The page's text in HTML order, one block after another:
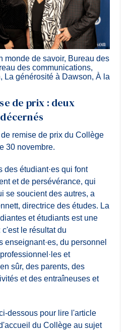
monde de savoir, Bureau des
des communications,
, La générosité à Dawson, À la
de prix : deux
remise de prix du Collège
30 novembre.
des étudiant·es qui font
et de persévérance, qui
se soucient des autres, a
directrice des études. La
et étudiants est une
le résultat du
enseignant·es, du personnel
et
sûr, des parents, des
et des entraîneuses et
dessous pour lire l'article
du Collège au sujet